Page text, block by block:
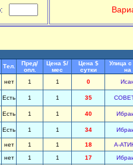
Тел.
Пред/
опл.
Цена $/
мес
Цена $
сутки
Улица
на
нет 1 1 0
Есть 1 1 35
Есть 1 1 40
Есть 1 1 34
нет 1 1 18
А-
нет 1 1 17